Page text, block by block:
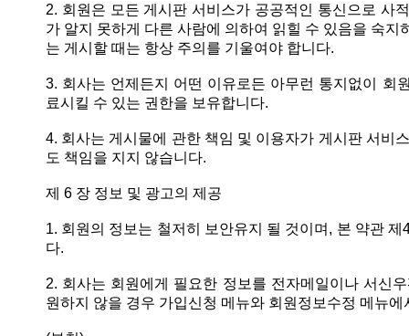
2. 회원은 모든 게시판 서비스가 공공적인 통신으로 사
가 알지 못하게 다른 사람에 의하여 읽힐 수 있음을 숙
는 게시할 때는 항상 주의를 기울여야 합니다.
3. 회사는 언제든지 어떤 이유로든 아무런 통지없이 회
료시킬 수 있는 권한을 보유합니다.
4. 회사는 게시물에 관한 책임 및 이용자가 게시판 서비
도 책임을 지지 않습니다.
제 6 장 정보 및 광고의 제공
1. 회원의 정보는 철저히 보안유지 될 것이며, 본 약관
다.
2. 회사는 회원에게 필요한 정보를 전자메일이나 서신
원하지 않을 경우 가입신청 메뉴와 회원정보수정 메뉴